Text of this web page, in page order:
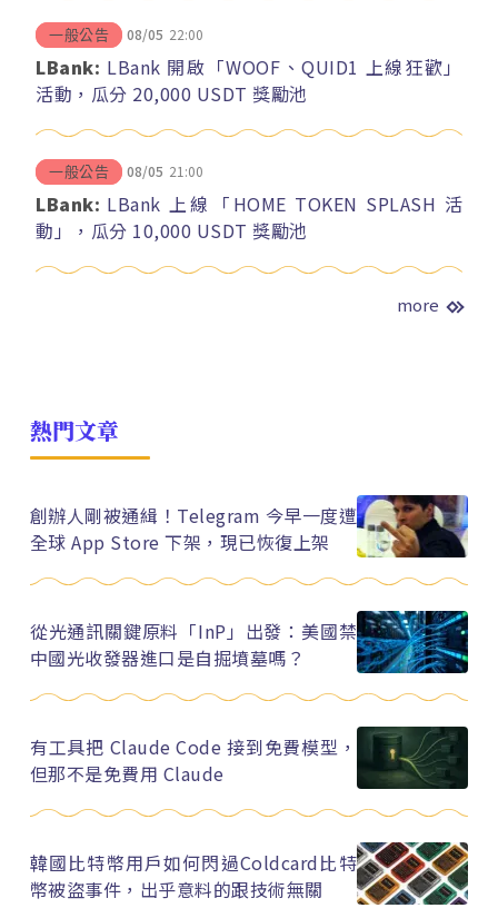
一般公告 08/05 22:00
LBank: LBank 開啟「WOOF、QUID1 上線狂歡」
活動，瓜分 20,000 USDT 獎勵池
一般公告 08/05 21:00
LBank: LBank 上線「HOME TOKEN SPLASH 活
動」，瓜分 10,000 USDT 獎勵池
more
熱門文章
創辦人剛被通緝！Telegram 今早一度遭
全球 App Store 下架，現已恢復上架
從光通訊關鍵原料「InP」出發：美國禁
中國光收發器進口是自掘墳墓嗎？
有工具把 Claude Code 接到免費模型，
但那不是免費用 Claude
韓國比特幣用戶如何閃過Coldcard比特
幣被盜事件，出乎意料的跟技術無關